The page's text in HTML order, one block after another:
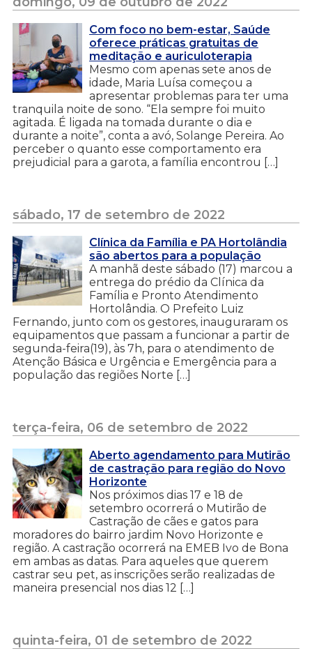
Com foco no bem-estar, Saúde
oferece práticas gratuitas de
meditação e auriculoterapia
Mesmo com apenas sete anos de
idade, Maria Luísa começou a
apresentar problemas para ter uma
tranquila noite de sono. “Ela sempre foi muito
agitada. É ligada na tomada durante o dia e
durante a noite”, conta a avó, Solange Pereira. Ao
perceber o quanto esse comportamento era
prejudicial para a garota, a família encontrou […]
sábado, 17 de setembro de 2022
Clínica da Família e PA Hortolândia
são abertos para a população
A manhã deste sábado (17) marcou a
entrega do prédio da Clínica da
Família e Pronto Atendimento
Hortolândia. O Prefeito Luiz
Fernando, junto com os gestores, inauguraram os
equipamentos que passam a funcionar a partir de
segunda-feira(19), às 7h, para o atendimento de
Atenção Básica e Urgência e Emergência para a
população das regiões Norte […]
terça-feira, 06 de setembro de 2022
Aberto agendamento para Mutirão
de castração para região do Novo
Horizonte
Nos próximos dias 17 e 18 de
setembro ocorrerá o Mutirão de
Castração de cães e gatos para
moradores do bairro jardim Novo Horizonte e
região. A castração ocorrerá na EMEB Ivo de Bona
em ambas as datas. Para aqueles que querem
castrar seu pet, as inscrições serão realizadas de
maneira presencial nos dias 12 […]
quinta-feira, 01 de setembro de 2022